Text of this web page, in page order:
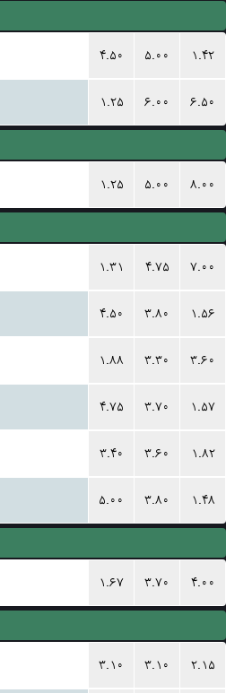
۴.۵۰ ۵.۰۰ ۱.۴۲
۱.۲۵ ۶.۰۰ ۶.۵۰
۱.۲۵ ۵.۰۰ ۸.۰۰
۱.۳۱ ۴.۷۵ ۷.۰۰
۴.۵۰ ۳.۸۰ ۱.۵۶
۱.۸۸ ۳.۳۰ ۳.۶۰
۴.۷۵ ۳.۷۰ ۱.۵۷
۳.۴۰ ۳.۶۰ ۱.۸۲
۵.۰۰ ۳.۸۰ ۱.۴۸
۱.۶۷ ۳.۷۰ ۴.۰۰
۳.۱۰ ۳.۱۰ ۲.۱۵